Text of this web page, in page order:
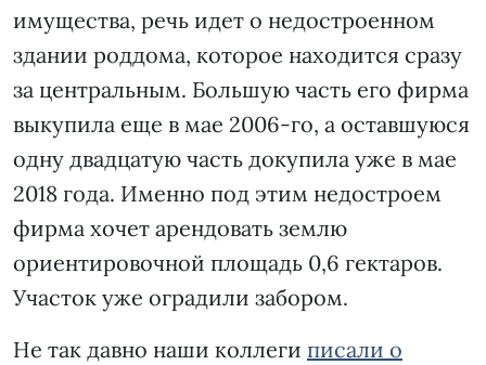
имущества, речь идет о недостроенном
здании роддома, которое находится сразу
за центральным. Большую часть его фирма
выкупила еще в мае 2006-го, а оставшуюся
одну двадцатую часть докупила уже в мае
2018 года. Именно под этим недостроем
фирма хочет арендовать землю
ориентировочной площадь 0,6 гектаров.
Участок уже оградили забором.
Не так давно наши коллеги писали о